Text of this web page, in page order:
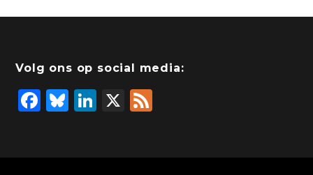
Volg ons op social media:
F
Bl
Li X